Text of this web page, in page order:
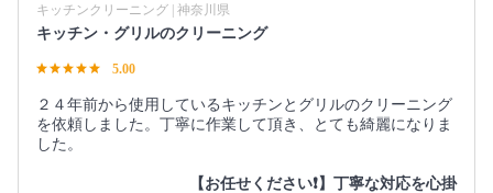
キッチンクリーニング | 神奈川県
キッチン・グリルのクリーニング
5.00
２４年前から使用しているキッチンとグリルのクリーニング
を依頼しました。丁寧に作業して頂き、とても綺麗になりま
した。
【お任せください❗️】丁寧な対応を心掛